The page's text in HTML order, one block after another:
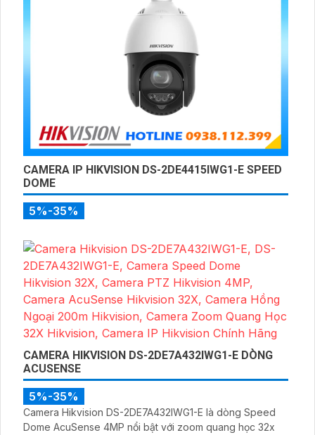
CAMERA IP HIKVISION DS-2DE4415IWG1-E SPEED
DOME
5%-35%
CAMERA HIKVISION DS-2DE7A432IWG1-E DÒNG
ACUSENSE
5%-35%
Camera Hikvision DS-2DE7A432IWG1-E là dòng Speed
Dome AcuSense 4MP nổi bật với zoom quang học 32x